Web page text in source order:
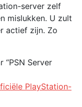
server zelf
mislukken. U zult
actief zijn. Zo
“PSN Server
PlayStation-